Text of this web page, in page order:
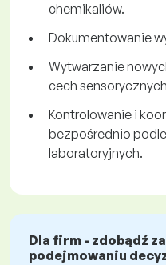
chemikaliów.
Dokumentowanie
Wytwarzanie
cech
Kontrolowanie i
bezpośrednio
laboratoryjnych.
Dla firm - zdobądź
podejmowaniu